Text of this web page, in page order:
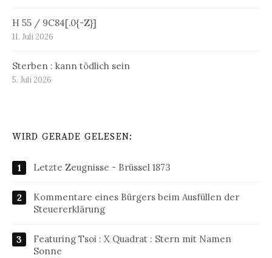
H 55 / 9C84[.0{-Z}]
11. Juli 2026
Sterben : kann tödlich sein
5. Juli 2026
WIRD GERADE GELESEN:
Letzte Zeugnisse - Brüssel 1873
Kommentare eines Bürgers beim Ausfüllen der
Steuererklärung
Featuring Tsoi : X Quadrat : Stern mit Namen
Sonne